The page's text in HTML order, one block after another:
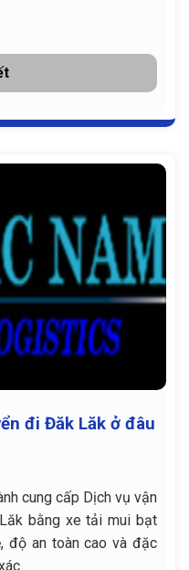
đi Đăk Lăk ở đâu
cung cấp Dịch vụ vận
bằng xe tải mui bạt
độ an toàn cao và đặc